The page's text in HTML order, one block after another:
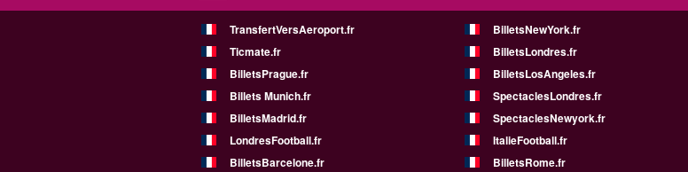
TransfertVersAeroport.fr BilletsNewYork.fr
Ticmate.fr
BilletsLondres.fr
BilletsPrague.fr
BilletsLosAngeles.fr
Billets Munich.fr
SpectaclesLondres.fr
BilletsMadrid.fr
SpectaclesNewyork.fr
LondresFootball.fr
ItalieFootball.fr
BilletsBarcelone.fr
BilletsRome.fr